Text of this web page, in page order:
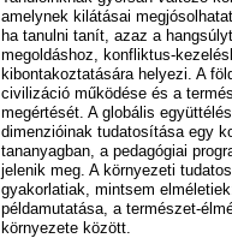
amelynek kilátásai
ha tanulni tanít, azaz a
megoldáshoz, konfliktus-
kibontakoztatására helyezi. A
civilizáció működése és a
megértését. A globális
dimenzióinak tudatosítása egy
tananyagban, a pedagógiai
jelenik meg. A környezeti
gyakorlatiak, mintsem
példamutatása, a természet-
környezete között.